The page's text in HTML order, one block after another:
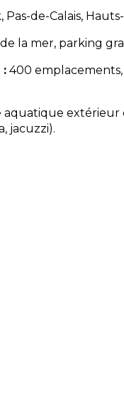
de-Calais,
la mer, parking
:400 emplacements,
aquatique extérieur
jacuzzi).